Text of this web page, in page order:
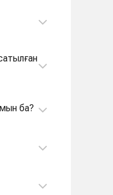
ба?